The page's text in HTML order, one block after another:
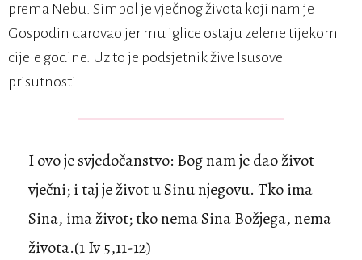
prema Nebu. Simbol je vječnog života koji nam je
Gospodin darovao jer mu iglice ostaju zelene tijekom
cijele godine. Uz to je podsjetnik žive Isusove
prisutnosti.
I ovo je svjedočanstvo: Bog nam je dao život
vječni; i taj je život u Sinu njegovu. Tko ima
Sina, ima život; tko nema Sina Božjega, nema
života.(1 Iv 5,11-12)